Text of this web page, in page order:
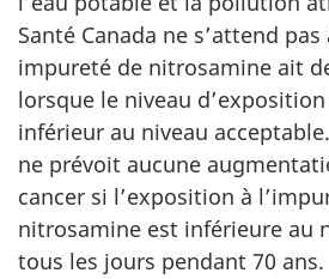
Santé Canada ne s’attend pas
impureté de nitrosamine ait
lorsque le niveau
inférieur au niveau
ne prévoit aucune
cancer si l’exposition à
nitrosamine est inférieure au
tous les jours pendant 70 ans.